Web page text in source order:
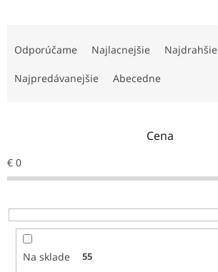
r
o
u
k
Odporúčame Najlacnejšie Najdrahšie
Najpredávanejšie Abecedne
Cena
€ 0
Na sklade 55